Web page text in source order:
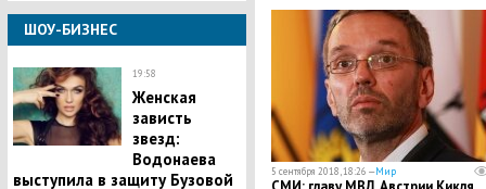
ШОУ-БИЗНЕС
19:58
Женская
зависть
звезд:
Водонаева
выступила в защиту Бузовой
5 сентября 2018, 18:26 —Мир